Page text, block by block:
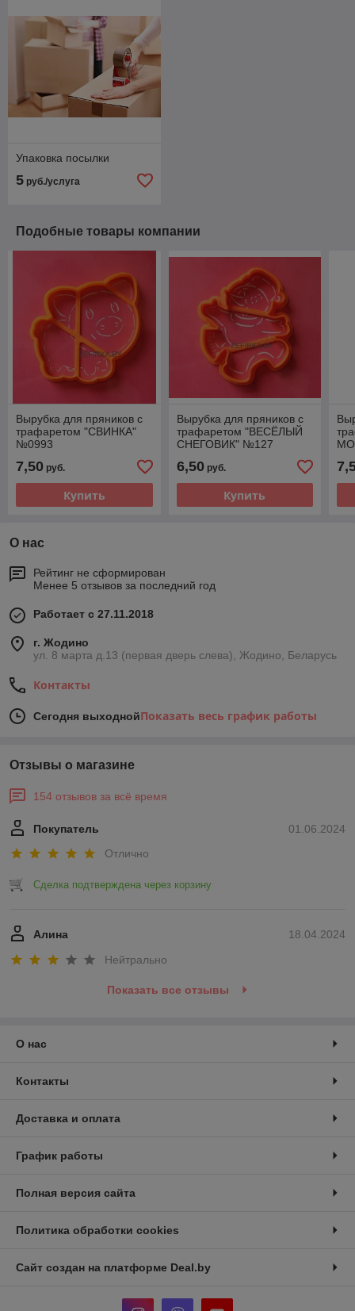
Упаковка посылки
5 руб./услуга
Подобные товары компании
Вырубка для пряников с
трафаретом "СВИНКА"
№0993
7,50 руб.
Купить
Вырубка для пряников с
трафаретом "ВЕСЁЛЫЙ
СНЕГОВИК" №127
6,50руб.
Купить
О нас
Рейтинг не сформирован
Менее 5 отзывов за последний год
Работает с 27.11.2018
г. Жодино
ул. 8 марта д.13 (первая дверь слева), Жодино, Беларусь
Контакты
Сегодня выходнойПоказать весь график работы
Отзывы о магазине
154 отзывов за всё время
01.06.2024
Покупатель
Отлично
Сделка подтверждена через корзину
18.04.2024
Алина
Нейтрально
Показать все отзывы
О нас
Контакты
Доставка и оплата
График работы
Полная версия сайта
Политика обработки cookies
Сайт создан на платформе Deal.by